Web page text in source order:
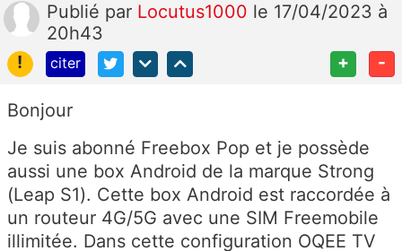
Publié par Locutus1000 le 17/04/2023 à
20h43
!
citer + -
Bonjour
Je suis abonné Freebox Pop et je possède
aussi une box Android de la marque Strong
(Leap S1). Cette box Android est raccordée à
un routeur 4G/5G avec une SIM Freemobile
illimitée. Dans cette configuration OQEE TV